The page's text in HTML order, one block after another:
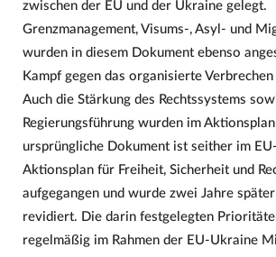
zwischen der EU und der Ukraine gelegt.
Grenzmanagement, Visums-, Asyl- und
wurden in diesem Dokument ebenso
Kampf gegen das organisierte
Auch die Stärkung des Rechtssystems
Regierungsführung wurden im
ursprüngliche Dokument ist seither im
Aktionsplan für Freiheit, Sicherheit und
aufgegangen und wurde zwei Jahre
revidiert. Die darin festgelegten
regelmäßig im Rahmen der EU-Ukraine